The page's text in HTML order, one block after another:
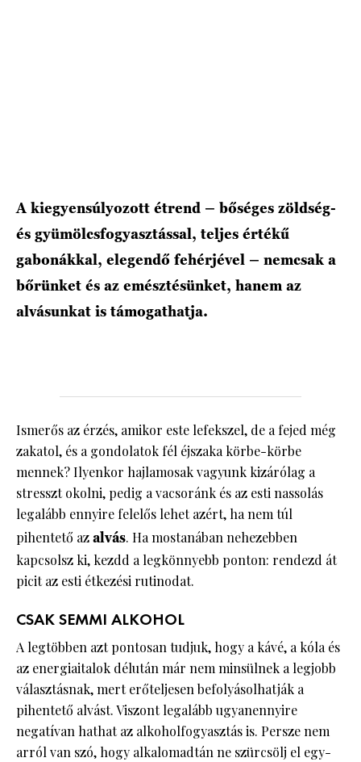
A kiegyensúlyozott étrend – bőséges zöldség-
és gyümölcsfogyasztással, teljes értékű
gabonákkal, elegendő fehérjével – nemcsak a
bőrünket és az emésztésünket, hanem az
alvásunkat is támogathatja.
Ismerős az érzés, amikor este lefekszel, de a fejed még
zakatol, és a gondolatok fél éjszaka körbe-körbe
mennek? Ilyenkor hajlamosak vagyunk kizárólag a
stresszt okolni, pedig a vacsoránk és az esti nassolás
legalább ennyire felelős lehet azért, ha nem túl
pihentető azalvás. Ha mostanában nehezebben
kapcsolsz ki, kezdd a legkönnyebb ponton: rendezd át
picit az esti étkezési rutinodat.
CSAK SEMMI ALKOHOL
A legtöbben azt pontosan tudjuk, hogy a kávé, a kóla és
az energiaitalok délután már nem minsülnek a legjobb
választásnak, mert erőteljesen befolyásolhatják a
pihentető alvást. Viszont legalább ugyanennyire
negatívan hathat az alkoholfogyasztás is. Persze nem
arról van szó, hogy alkalomadtán ne szürcsölj el egy-